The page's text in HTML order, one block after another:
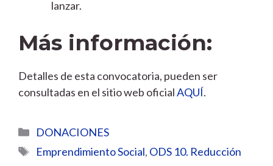
lanzar.
Más información:
Detalles de esta convocatoria, pueden ser
consultadas en el sitio web oficialAQUÍ.
Categorías
DONACIONES
Etiquetas
Emprendimiento Social, ODS 10. Reducción